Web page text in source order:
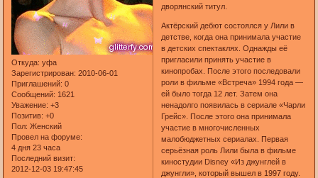
Откуда: уфа
Зарегистрирован: 2010-06-01
Приглашений: 0
Сообщений: 1621
Уважение: +3
Позитив: +0
Пол: Женский
Провел на форуме:
4 дня 23 часа
Последний визит:
2012-12-03 19:47:45
дворянский титул.
Актёрский дебют состоялся у Лили в
детстве, когда она принимала участие
в детских спектаклях. Однажды её
пригласили принять участие в
кинопробах. После этого последовали
роли в фильме «Встреча» 1994 года —
ей было тогда 12 лет. Затем она
ненадолго появилась в сериале «Чарли
Грейс». После этого она принимала
участие в многочисленных
малобюджетных сериалах. Первая
серьёзная роль Лили была в фильме
киностудии Disney «Из джунглей в
джунгли», который вышел в 1997 году.